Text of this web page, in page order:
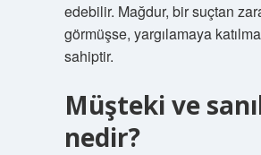
edebilir. Mağdur, bir suçtan
görmüşse, yargılamaya
sahiptir.
Müşteki ve
nedir?